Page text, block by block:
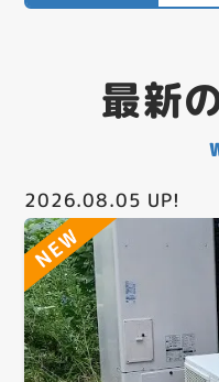
最新
2026.08.05 UP!